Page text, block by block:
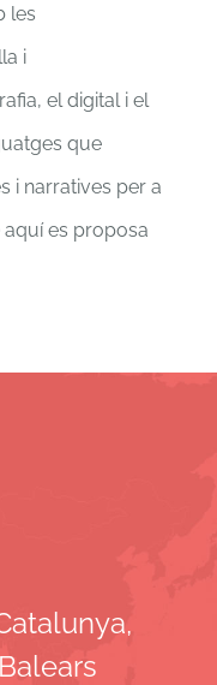
les
i
el digital i el
que
i narratives per a
aquí es proposa